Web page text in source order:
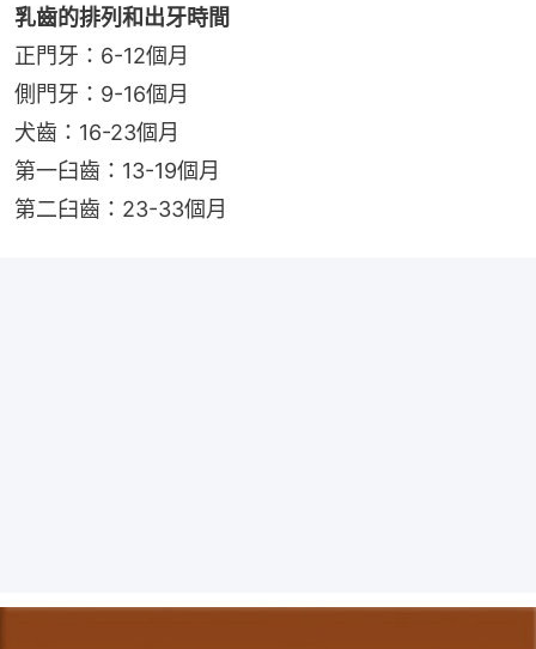
乳齒的排列和出牙時間
正門牙：6-12個月
側門牙：9-16個月
犬齒：16-23個月
第一臼齒：13-19個月
第二臼齒：23-33個月